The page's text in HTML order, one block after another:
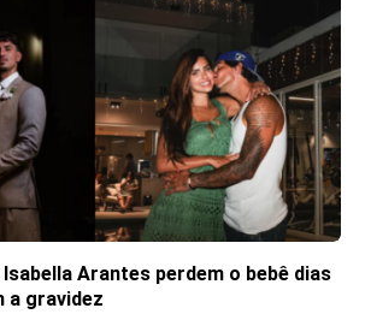
Isabella Arantes perdem o bebê dias
a gravidez